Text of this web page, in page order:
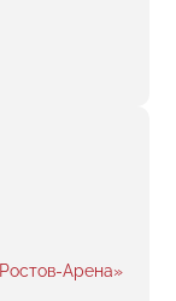
или
Арена»